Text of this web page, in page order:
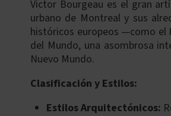
Victor Bourgeau es el gran
urbano de Montreal y sus
históricos europeos —como el
del Mundo, una asombrosa
Nuevo Mundo.
Clasificación y Estilos:
Estilos Arquitectónicos: